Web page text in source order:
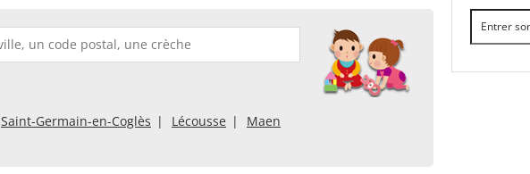
Saint-Germain-en-Coglès Lécousse
Maen